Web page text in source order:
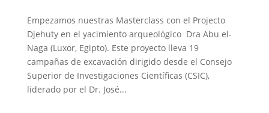
Empezamos nuestras Masterclass con el Projecto
Djehuty en el yacimiento arqueológico Dra Abu el-
Naga (Luxor, Egipto). Este proyecto lleva 19
campañas de excavación dirigido desde el Consejo
Superior de Investigaciones Científicas (CSIC),
liderado por el Dr. José...